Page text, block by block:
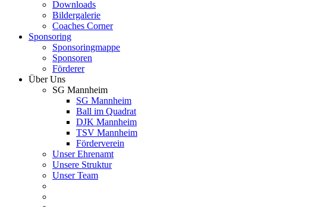
Downloads
Bildergalerie
Coaches Corner
Sponsoring
Sponsoringmappe
Sponsoren
Förderer
Über Uns
SG Mannheim
SG Mannheim
Ball im Quadrat
DJK Mannheim
TSV Mannheim
Förderverein
Unser Ehrenamt
Unsere Struktur
Unser Team